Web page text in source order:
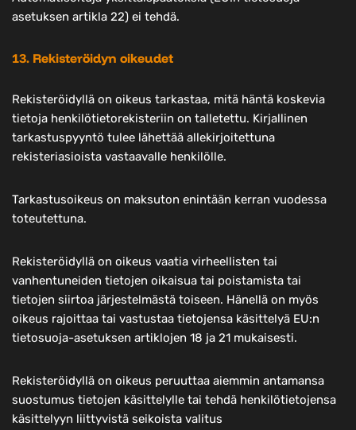
asetuksen artikla 22) ei tehdä.
13. Rekisteröidyn oikeudet
Rekisteröidyllä on oikeus tarkastaa, mitä häntä koskevia
tietoja henkilötietorekisteriin on talletettu. Kirjallinen
tarkastuspyyntö tulee lähettää allekirjoitettuna
rekisteriasioista vastaavalle henkilölle.
Tarkastusoikeus on maksuton enintään kerran vuodessa
toteutettuna.
Rekisteröidyllä on oikeus vaatia virheellisten tai
vanhentuneiden tietojen oikaisua tai poistamista tai
tietojen siirtoa järjestelmästä toiseen. Hänellä on myös
oikeus rajoittaa tai vastustaa tietojensa käsittelyä EU:n
tietosuoja-asetuksen artiklojen 18 ja 21 mukaisesti.
Rekisteröidyllä on oikeus peruuttaa aiemmin antamansa
suostumus tietojen käsittelylle tai tehdä henkilötietojensa
käsittelyyn liittyvistä seikoista valitus